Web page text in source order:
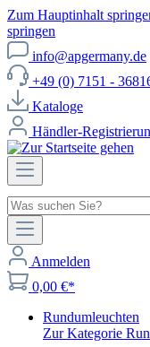
Zum Hauptinhalt
springen
info@apgermany.de
+49 (0) 7151 -
Kataloge
Händler-
Anmelden
0,00 €*
Rundumleuchten
Zur Kategorie